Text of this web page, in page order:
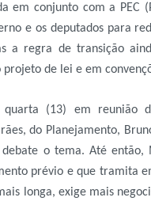
em conjunto com a PEC
e os deputados para
a regra de transição
de lei e em
(13) em reunião
do Planejamento,
debate o tema. Até
prévio e que tramita
longa, exige mais